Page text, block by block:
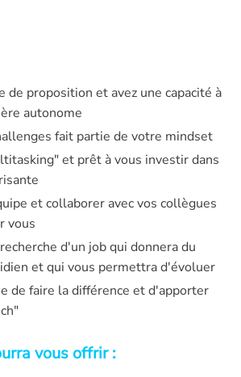
de proposition et avez une capacité à
autonome
fait partie de votre mindset
et prêt à vous investir dans
et collaborer avec vos collègues
vous
d'un job qui donnera du
et qui vous permettra d'évoluer
de faire la différence et d'apporter
vous offrir :